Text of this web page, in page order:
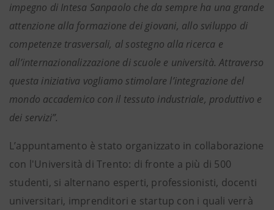
impegno di Intesa Sanpaolo che da sempre ha una grande
attenzione alla formazione dei giovani, allo sviluppo di
competenze trasversali, al sostegno alla ricerca e
all’internazionalizzazione di scuole e università. Attraverso
questa iniziativa vogliamo stimolare l’integrazione del
mondo accademico con il tessuto industriale, produttivo e
dei servizi”.
L’appuntamento è stato organizzato in collaborazione
con l'Università di Trento: di fronte a più di 500
studenti, si alternano esperti, professionisti, docenti
universitari, imprenditori e startup con i quali verrà